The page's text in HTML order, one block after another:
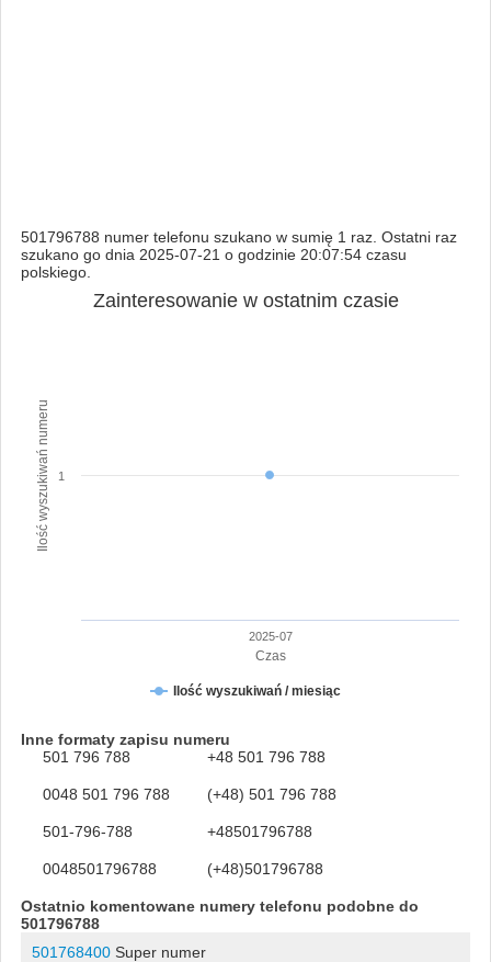
501796788 numer telefonu szukano w sumię 1 raz. Ostatni raz
szukano go dnia 2025-07-21 o godzinie 20:07:54 czasu
polskiego.
Czas
Ilość wyszukiwań numeru
Zainteresowanie w ostatnim czasie
Ilość wyszukiwań / miesiąc
2025-07
1
Inne formaty zapisu numeru
501 796 788
+48 501 796 788
0048 501 796 788 (+48) 501 796 788
501-796-788 +48501796788
0048501796788 (+48)501796788
Ostatnio komentowane numery telefonu podobne do
501796788
501768400Super numer